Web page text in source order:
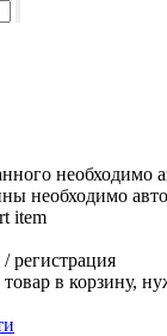
необходимо
необходимо
регистрация
в корзину,